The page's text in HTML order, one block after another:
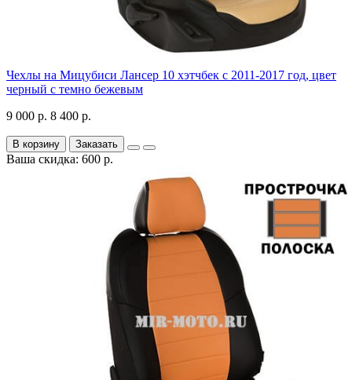
Чехлы на Мицубиси Лансер 10 хэтчбек с 2011-2017 год, цвет
черный с темно бежевым
9 000 р. 8 400 р.
В корзину Заказать
Ваша скидка: 600 р.